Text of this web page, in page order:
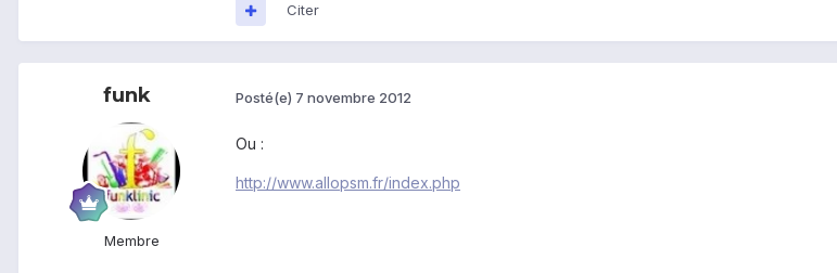
Citer
funk
Membre
Posté(e) 7 novembre 2012
Ou :
http://www.allopsm.fr/index.php